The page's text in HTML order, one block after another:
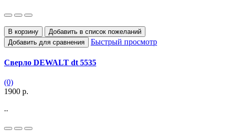
В корзину
Добавить в список пожеланий
Добавить для сравнения
Быстрый просмотр
Сверло DEWALT dt 5535
(0)
1900 р.
..